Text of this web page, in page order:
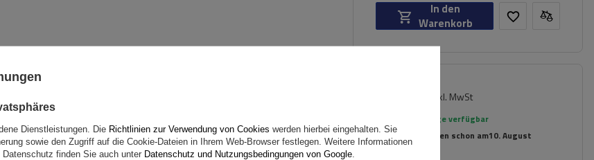
In den
Warenkorb
Fassungsvermögen: Fahrräder:2
Maximales Fahrradgewicht:22,5 kg
inkl. MwSt
Große Menge verfügbar
Wir versenden schon am10. August
Dienstleistungen. Die Richtlinien zur Verwendung von Cookies werden hierbei eingehalten. Sie
sowie den Zugriff auf die Cookie-Dateien in Ihrem Web-Browser festlegen. Weitere Informationen
finden Sie auch unter Datenschutz und Nutzungsbedingungen von Google